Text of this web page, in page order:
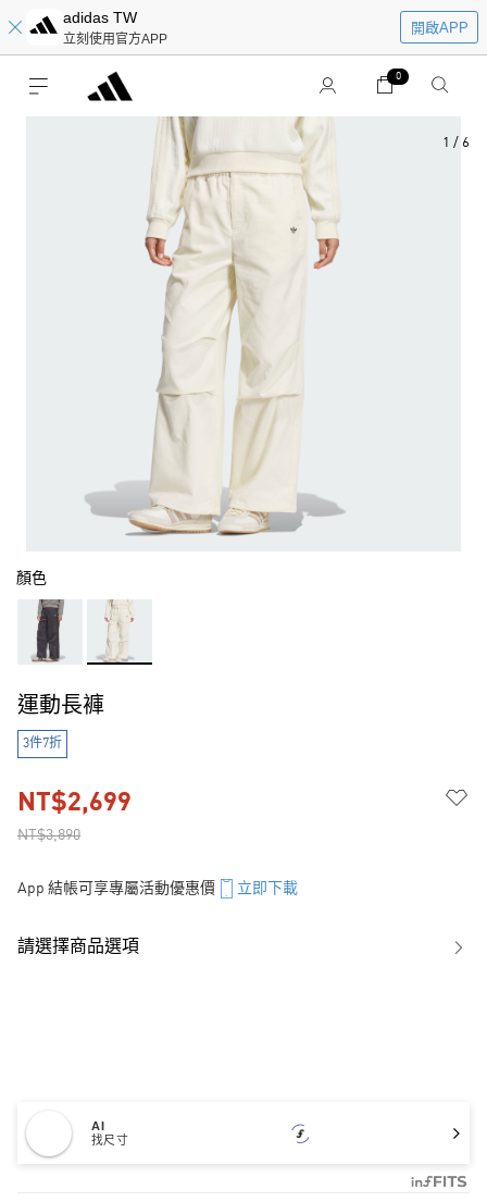
adidas TW
立刻使用官方APP
開啟APP
0
1 / 6
顏色
運動長褲
3件7折
NT$3,890
NT$2,699
App 結帳可享專屬活動優惠價 立即下載
請選擇商品選項
AI
找尺寸